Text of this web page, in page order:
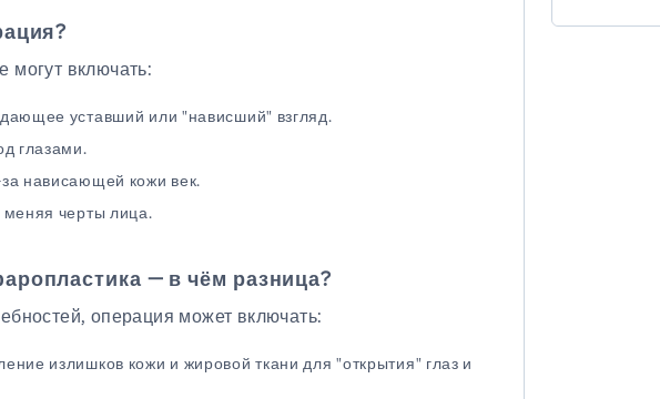
могут включать:
уставший или "нависший" взгляд.
глазами.
нависающей кожи век.
черты лица.
— в чём разница?
операция может включать:
излишков кожи и жировой ткани для "открытия" глаз и